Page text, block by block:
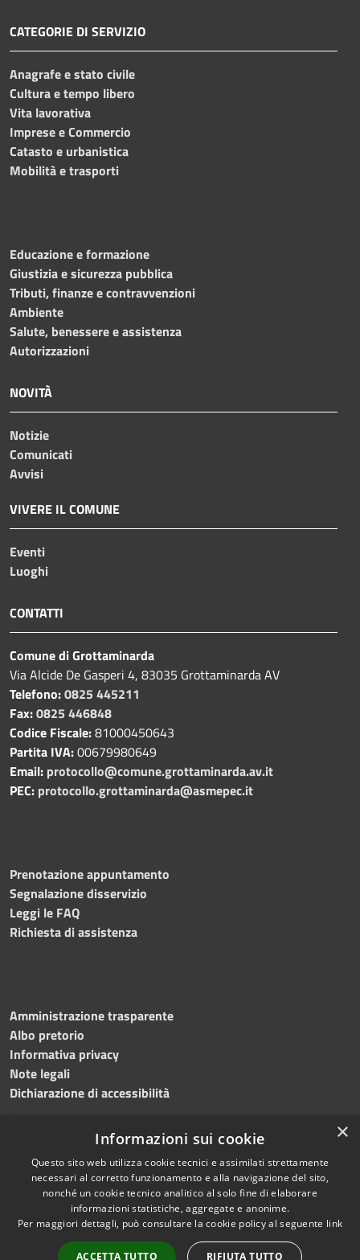
CATEGORIE DI SERVIZIO
Anagrafe e stato civile
Cultura e tempo libero
Vita lavorativa
Imprese e Commercio
Catasto e urbanistica
Mobilità e trasporti
Educazione e formazione
Giustizia e sicurezza pubblica
Tributi, finanze e contravvenzioni
Ambiente
Salute, benessere e assistenza
Autorizzazioni
NOVITÀ
Notizie
Comunicati
Avvisi
VIVERE IL COMUNE
Eventi
Luoghi
CONTATTI
Comune di Grottaminarda
Via Alcide De Gasperi 4, 83035 Grottaminarda AV
Telefono:0825 445211
Fax:0825 446848
Codice Fiscale:81000450643
Partita IVA:00679980649
Email: protocollo@comune.grottaminarda.av.it
PEC: protocollo.grottaminarda@asmepec.it
Prenotazione appuntamento
Segnalazione disservizio
Leggi le FAQ
Richiesta di assistenza
Amministrazione trasparente
Albo pretorio
Informativa privacy
Note legali
Dichiarazione di accessibilità
RSS
Accessibilità
Cookie
Mappa del sito
Copyright © 2024 •
Comune diGrottaminarda
• Powered byMunicipium
•Redazione
×
Informazioni sui cookie
Questo sito web utilizza cookie tecnici e assimilati strettamente
necessari al corretto funzionamento e alla navigazione del sito,
nonché un cookie tecnico analitico al solo fine di elaborare
informazioni statistiche, aggregate e anonime.
Per maggiori dettagli, può consultare la cookie policy al seguente link
ACCETTA TUTTO RIFIUTA TUTTO